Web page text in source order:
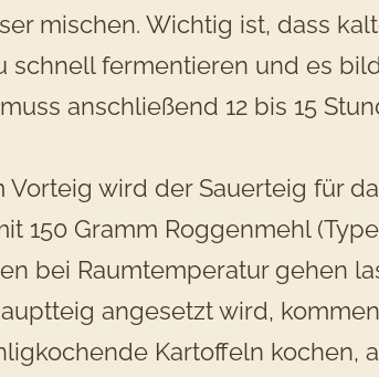
mischen. Wichtig ist, dass
schnell fermentieren und es
anschließend 12 bis 15
Vorteig wird der Sauerteig für
150 Gramm Roggenmehl
bei Raumtemperatur gehen
angesetzt wird,
Kartoffeln kochen,